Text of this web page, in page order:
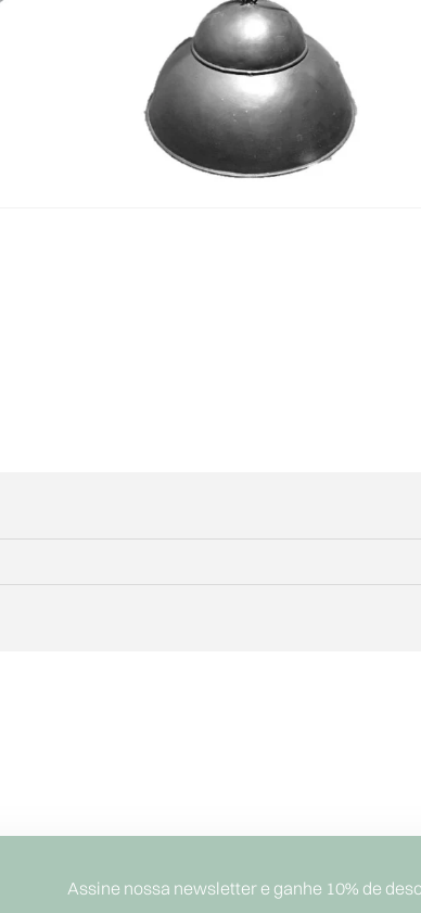
Assine nossa newsletter e ganhe 10% de